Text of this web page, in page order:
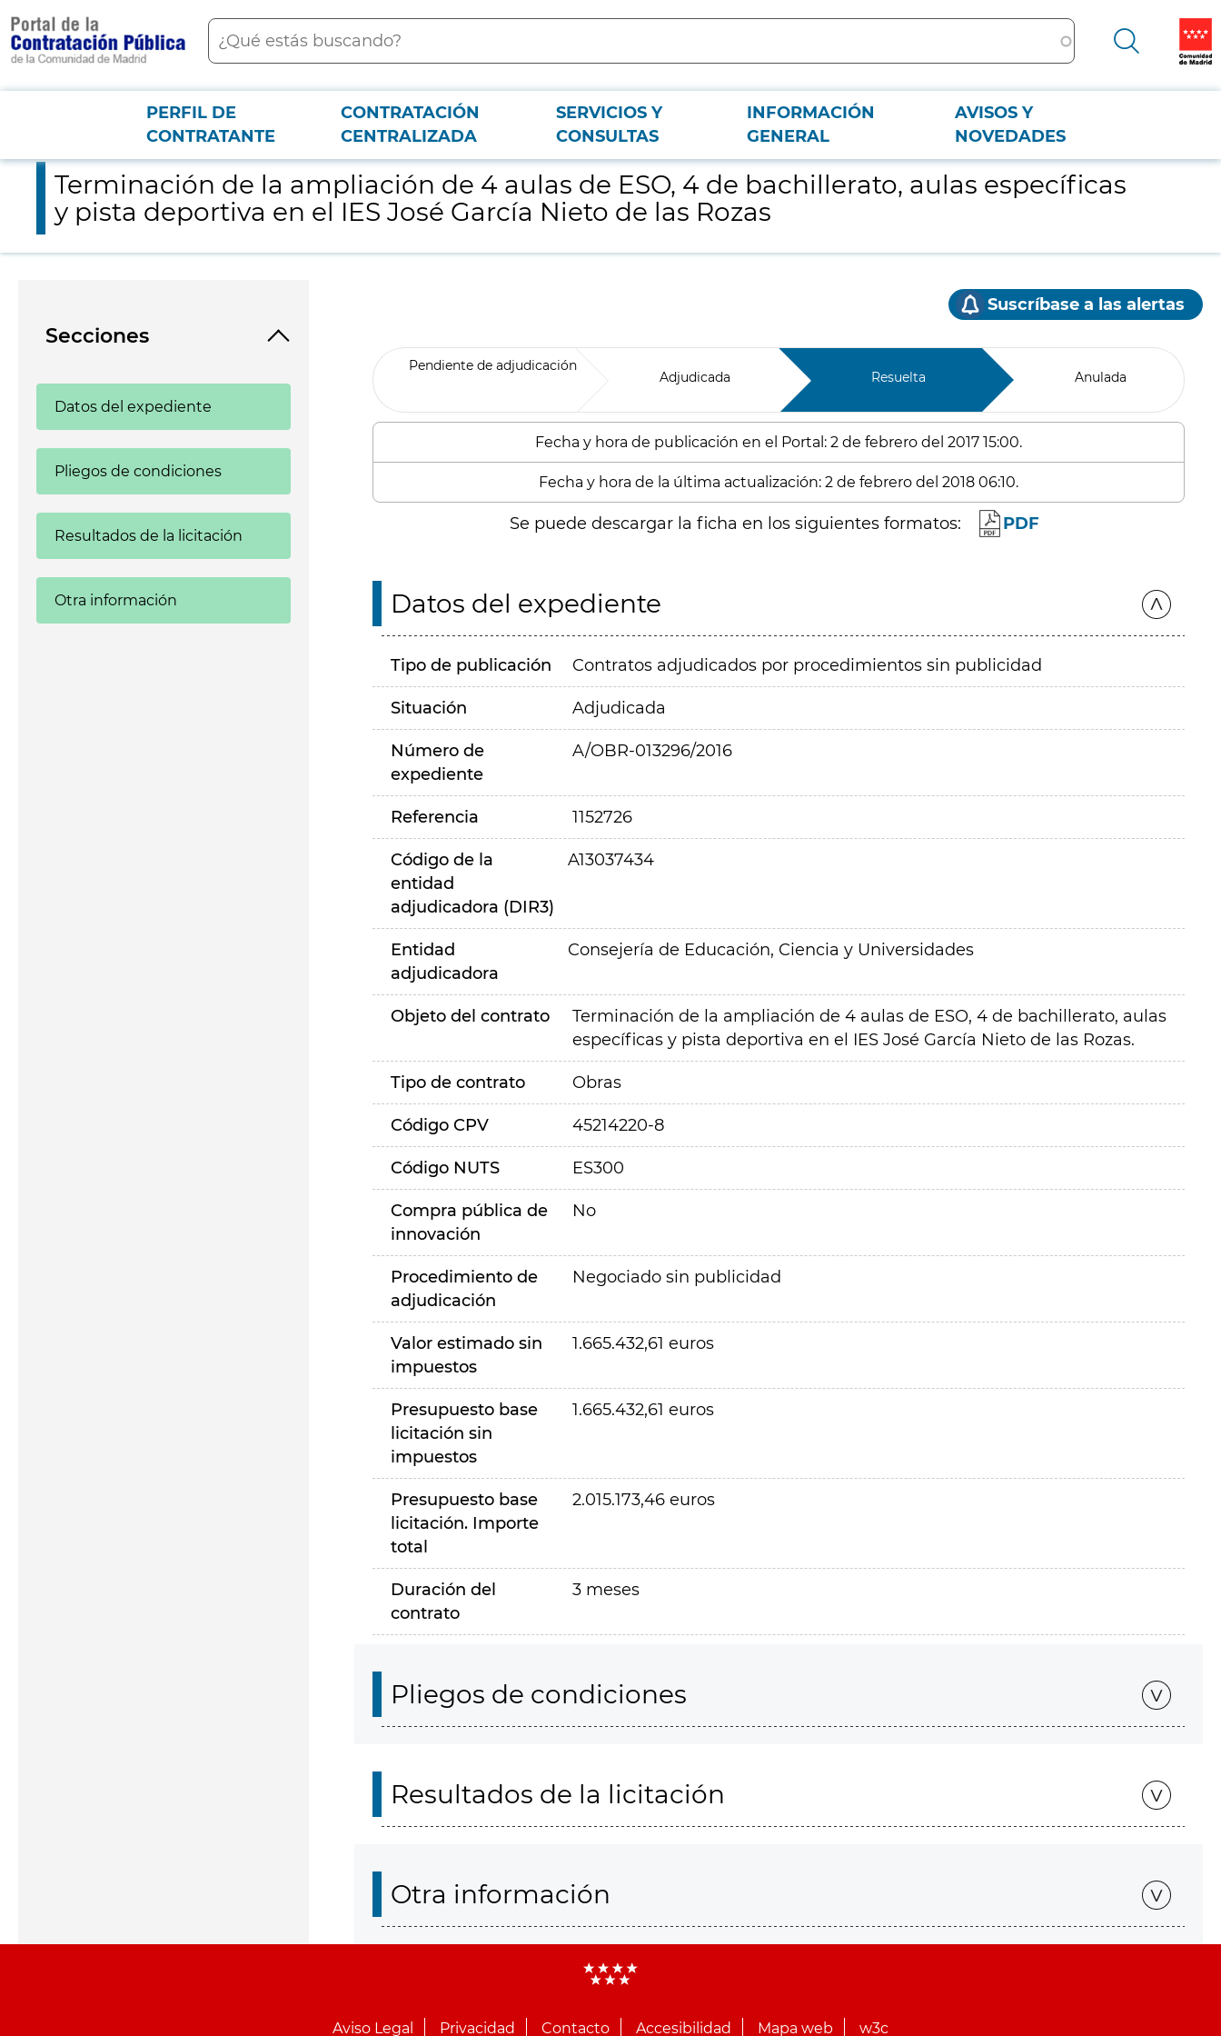
contenido
principal
Buscar
Menú PCON
PERFIL DE
CONTRATANTE
CONTRATACIÓN
CENTRALIZADA
SERVICIOS Y
CONSULTAS
INFORMACIÓN
GENERAL
AVISOS Y
NOVEDADES
Terminación de la ampliación de 4 aulas de ESO, 4 de bachillerato, aulas específicas y pista deportiva en el IES José García Nieto de las Rozas
Terminación de la ampliación de 4 aulas de ESO, 4 de bachillerato, aulas específicas
y pista deportiva en el IES José García Nieto de las Rozas
Secciones
Datos del expediente
Pliegos de condiciones
Resultados de la licitación
Otra información
Suscríbase a las alertas
Pendiente de adjudicación
Adjudicada Resuelta Anulada
Fecha y hora de publicación en el Portal: 2 de febrero del 2017 15:00.
Fecha y hora de la última actualización: 2 de febrero del 2018 06:10.
Se puede descargar la ficha en los siguientes formatos: PDF
Datos del expediente
Tipo de publicación Contratos adjudicados por procedimientos sin publicidad
Situación Adjudicada
Número de
expediente
A/OBR-013296/2016
Referencia 1152726
Código de la
entidad
adjudicadora (DIR3)
A13037434
Entidad
adjudicadora
Consejería de Educación, Ciencia y Universidades
Objeto del contrato
Terminación de la ampliación de 4 aulas de ESO, 4 de bachillerato, aulas
específicas y pista deportiva en el IES José García Nieto de las Rozas.
Tipo de contrato Obras
Código CPV 45214220-8
Código NUTS ES300
Compra pública de
innovación
No
Procedimiento de
adjudicación
Negociado sin publicidad
Valor estimado sin
impuestos
1.665.432,61 euros
Presupuesto base
licitación sin
impuestos
1.665.432,61 euros
Presupuesto base
licitación. Importe
total
2.015.173,46 euros
Duración del
contrato
3 meses
Pliegos de condiciones
Resultados de la licitación
Otra información
Aviso Legal Privacidad Contacto Accesibilidad Mapa web w3c